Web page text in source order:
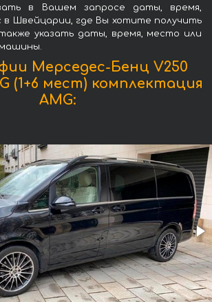
в Вашем запросе даты, время,
в Швейцарии, где Вы хотите получить
указать даты, время, место или
Мерседес-Бенц V250
(1+6 мест) комплектация
AMG: